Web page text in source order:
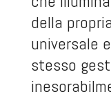
della
universale
stesso